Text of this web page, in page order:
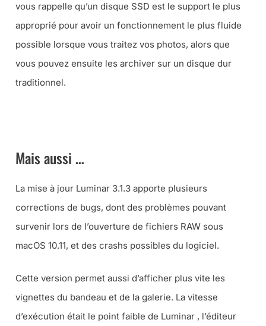
vous rappelle qu’un disque SSD est le support le plus
approprié pour avoir un fonctionnement le plus fluide
possible lorsque vous traitez vos photos, alors que
vous pouvez ensuite les archiver sur un disque dur
traditionnel.
Mais aussi …
La mise à jour Luminar 3.1.3 apporte plusieurs
corrections de bugs, dont des problèmes pouvant
survenir lors de l’ouverture de fichiers RAW sous
macOS 10.11, et des crashs possibles du logiciel.
Cette version permet aussi d’afficher plus vite les
vignettes du bandeau et de la galerie. La vitesse
d’exécution était le point faible de Luminar , l’éditeur